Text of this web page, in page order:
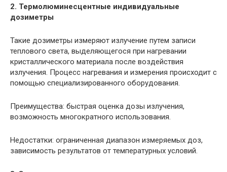
2. Термолюминесцентные индивидуальные
дозиметры
Такие дозиметры измеряют излучение путем записи
теплового света, выделяющегося при нагревании
кристаллического материала после воздействия
излучения. Процесс нагревания и измерения происходит с
помощью специализированного оборудования.
Преимущества: быстрая оценка дозы излучения,
возможность многократного использования.
Недостатки: ограниченная диапазон измеряемых доз,
зависимость результатов от температурных условий.